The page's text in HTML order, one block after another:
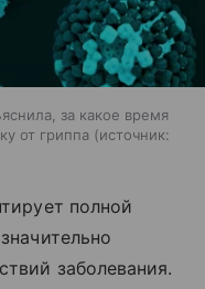
за какое время
от гриппа
источник:
полной
заболевания.